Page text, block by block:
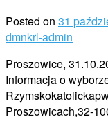
Posted on 31
dmnkrl-admin
Proszowice,
Informacja o
Proszowicach,32-